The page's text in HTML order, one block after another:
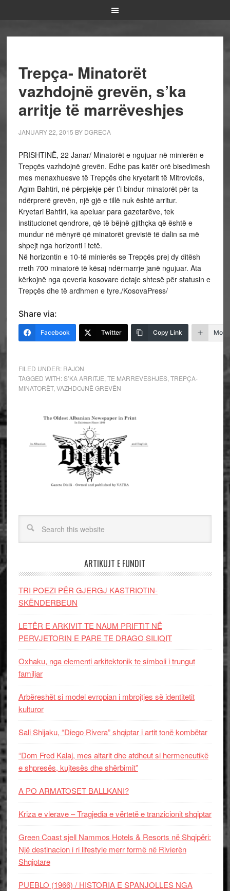
Trepça- Minatorët
vazhdojnë grevën, s’ka
arritje të marrëveshjes
JANUARY 22, 2015 BY DGRECA
PRISHTINË, 22 Janar/ Minatorët e ngujuar në minierën e
Trepçës vazhdojnë grevën. Edhe pas katër orë bisedimesh
mes menaxhuesve të Trepçës dhe kryetarit të Mitrovicës,
Agim Bahtiri, në përpjekje për t’i bindur minatorët për ta
ndërprerë grevën, një gjë e tillë nuk është arritur.
Kryetari Bahtiri, ka apeluar para gazetarëve, tek
institucionet qendrore, që të bëjnë gjithçka që është e
mundur në mënyrë që minatorët grevistë të dalin sa më
shpejt nga horizonti i tetë.
Në horizontin e 10-të minierës se Trepçës prej dy ditësh
rreth 700 minatorë të kësaj ndërmarrje janë ngujuar. Ata
kërkojnë nga qeveria kosovare detaje shtesë për statusin e
Trepçës dhe të ardhmen e tyre./KosovaPress/
Share via:
Facebook Twitter Copy Link More
FILED UNDER: RAJON
TAGGED WITH:S’KA ARRITJE TE MARREVESHJES, TREPÇA-
MINATORËT, VAZHDOJNË GREVËN
ARTIKUJT E FUNDIT
TRI POEZI PËR GJERGJ KASTRIOTIN-
SKËNDERBEUN
LETËR E ARKIVIT TE NAUM PRIFTIT NË
PERVJETORIN E PARE TE DRAGO SILIQIT
Oxhaku, nga elementi arkitektonik te simboli i trungut
familjar
Arbëreshët si model evropian i mbrojtjes së identitetit
kulturor
Sali Shijaku, “Diego Rivera” shqiptar i artit tonë kombëtar
“Dom Fred Kalaj, mes altarit dhe atdheut si hermeneutikë
e shpresës, kujtesës dhe shërbimit”
A PO ARMATOSET BALLKANI?
Kriza e vlerave – Tragjedia e vërtetë e tranzicionit shqiptar
Green Coast sjell Nammos Hotels & Resorts në Shqipëri:
Një destinacion i ri lifestyle merr formë në Rivierën
Shqiptare
PUEBLO (1966) / HISTORIA E SPANJOLLES NGA